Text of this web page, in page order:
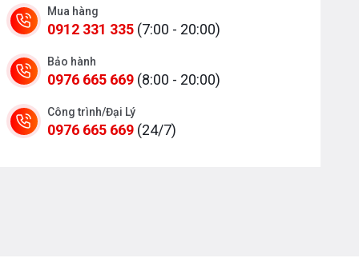
Mua hàng
0912 331 335 (7:00 - 20:00)
Bảo hành
0976 665 669 (8:00 - 20:00)
Công trình/Đại Lý
0976 665 669 (24/7)